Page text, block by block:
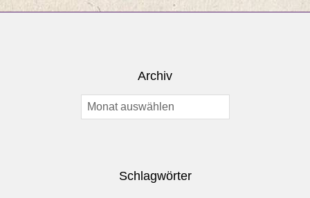
Archiv
Archiv
Schlagwörter